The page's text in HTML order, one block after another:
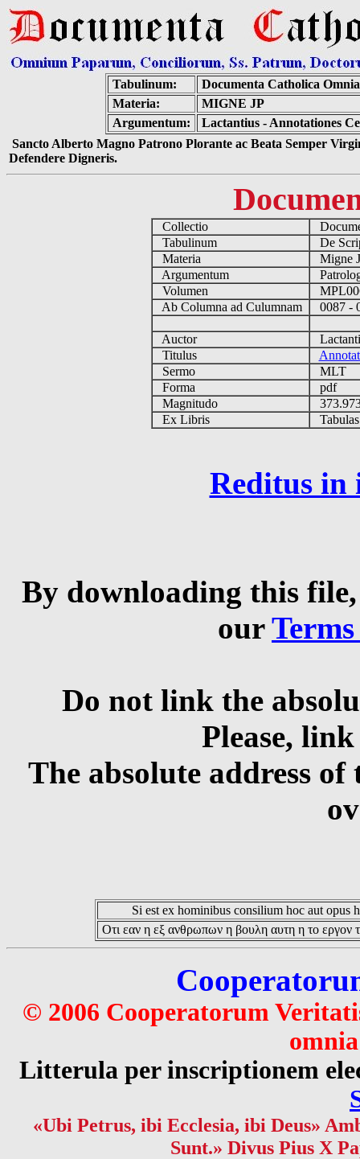
Tabulinum:
Documenta Catholica Omnia
Materia:
MIGNE JP
Argumentum:
Lactantius - Annotationes
Sancto Alberto Magno Patrono Plorante ac Beata Semper
Defendere Digneris.
Collectio
Tabulinum
De
Materia
Migne
Argumentum
Volumen
Ab Columna ad Culumnam
0087 -
Auctor
Titulus
Sermo
MLT
Forma
pdf
Magnitudo
Ex Libris
Reditus in
By downloading this
our
Do not link the
Please,
The absolute address
Si est ex hominibus consilium hoc aut opus
Οτι εαν η εξ ανθρωπων η βουλη αυτη η το εργον
© 2006 Cooperatorum
Litterula per inscriptionem
«Ubi Petrus, ibi Ecclesia, ibi Deus»
Sunt.» Divus Pius X